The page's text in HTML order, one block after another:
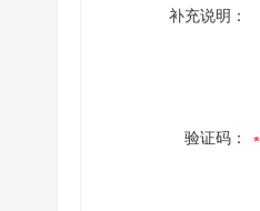
补充说明：
验证码：